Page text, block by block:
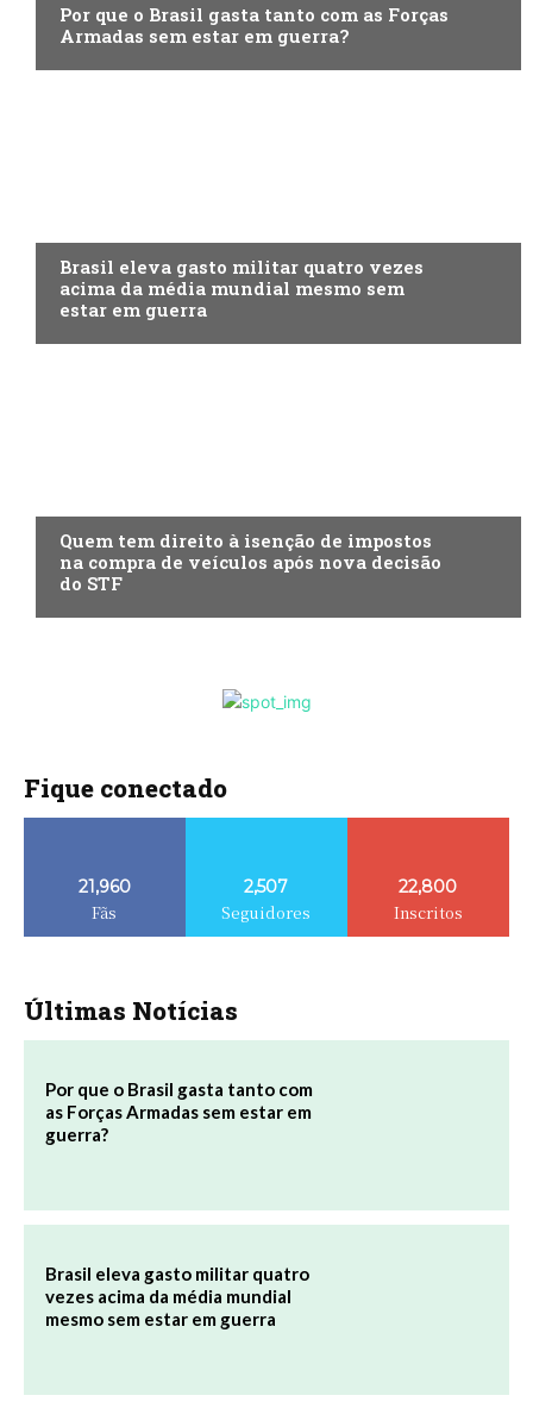
Por que o Brasil gasta tanto com as Forças
Armadas sem estar em guerra?
Brasil eleva gasto militar quatro vezes
acima da média mundial mesmo sem
estar em guerra
Quem tem direito à isenção de impostos
na compra de veículos após nova decisão
do STF
Fique conectado
21,960
Fãs
2,507
Seguidores
22,800
Inscritos
Últimas Notícias
Por que o Brasil gasta tanto com
as Forças Armadas sem estar em
guerra?
Brasil eleva gasto militar quatro
vezes acima da média mundial
mesmo sem estar em guerra